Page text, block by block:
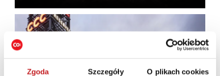
Zgoda Szczegóły O plikach cookies